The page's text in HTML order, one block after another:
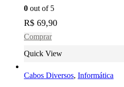
0 out of 5
R$ 69,90
Comprar
Quick View
Cabos Diversos, Informática